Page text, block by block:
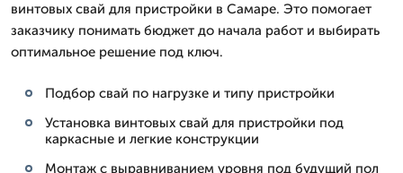
винтовых свай для пристройки в Самаре. Это помогает
заказчику понимать бюджет до начала работ и выбирать
оптимальное решение под ключ.
Подбор свай по нагрузке и типу пристройки
Установка винтовых свай для пристройки под
каркасные и легкие конструкции
Монтаж с выравниванием уровня под будущий пол